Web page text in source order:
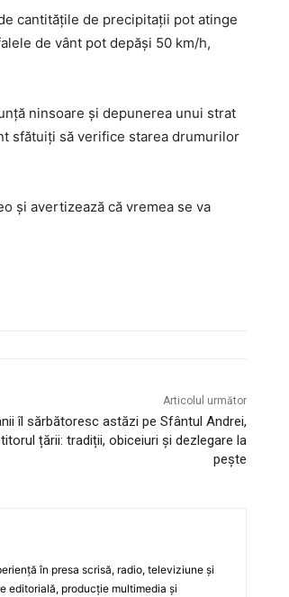
cantitățile de precipitații pot atinge
de vânt pot depăși 50 km/h,
ninsoare și depunerea unui strat
sfătuiți să verifice starea drumurilor
și avertizează că vremea se va
Articolul următor
îl sărbătoresc astăzi pe Sfântul Andrei,
țării: tradiții, obiceiuri și dezlegare la
pește
în presa scrisă, radio, televiziune și
editorială, producție multimedia și